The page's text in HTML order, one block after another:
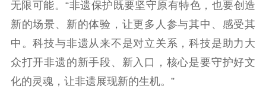
无限可能。“非遗保护既要坚守原有特色，也要创造
新的场景、新的体验，让更多人参与其中、感受其
中。科技与非遗从来不是对立关系，科技是助力大
众打开非遗的新手段、新入口，核心是要守护好文
化的灵魂，让非遗展现新的生机。”